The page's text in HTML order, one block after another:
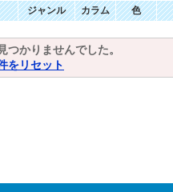
ジャンル カラム 色
かりませんでした。
をリセット